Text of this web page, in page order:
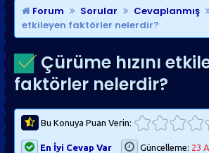
KISAYOLLAR
Forum Sorular Cevaplanmış
etkileyen faktörler nelerdir?
Çürüme hızını
faktörler nelerdir?
Bu Konuya Puan Verin:
En İyi Cevap Var Güncelleme: 23